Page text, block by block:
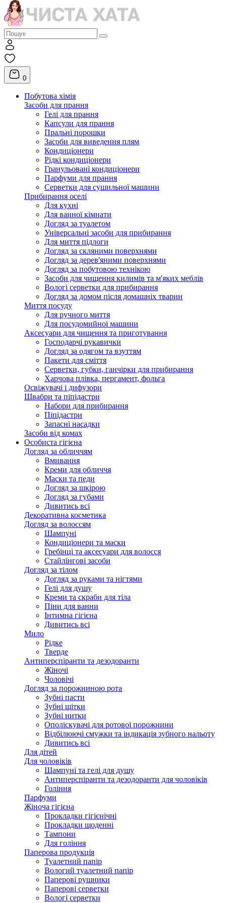
0
Побутова хімія
Засоби для прання
Гелі для прання
Капсули для прання
Пральні порошки
Засоби для виведення плям
Кондиціонери
Рідкі кондиціонери
Гранульовані кондиціонери
Парфуми для прання
Серветки для сушильної машини
Прибирання оселі
Для кухні
Для ванної кімнати
Догляд за туалетом
Універсальні засоби для прибирання
Для миття підлоги
Догляд за скляними поверхнями
Догляд за дерев'яними поверхнями
Догляд за побутовою технікою
Засоби для чищення килимів та м'яких меблів
Вологі серветки для прибирання
Догляд за домом після домашніх тварин
Миття посуду
Для ручного миття
Для посудомийної машини
Аксесуари для чищення та приготування
Господарчі рукавички
Догляд за одягом та взуттям
Пакети для сміття
Серветки, губки, ганчірки для прибирання
Харчова плівка, пергамент, фольга
Освіжувачі і дифузори
Швабри та піпідастри
Набори для прибирання
Піпідастри
Запасні насадки
Засоби від комах
Особиста гігієна
Догляд за обличчям
Вмивання
Креми для обличчя
Маски та педи
Догляд за шкірою
Догляд за губами
Дивитись всі
Декоративна косметика
Догляд за волоссям
Шампуні
Кондиціонери та маски
Гребінці та аксесуари для волосся
Стайлінгові засоби
Догляд за тілом
Догляд за руками та нігтями
Гелі для душу
Креми та скраби для тіла
Піни для ванни
Інтимна гігієна
Дивитись всі
Мило
Рідке
Тверде
Антиперспіранти та дезодоранти
Жіночі
Чоловічі
Догляд за порожниною рота
Зубні пасти
Зубні щітки
Зубні нитки
Ополіскувачі для ротової порожнини
Відбілюючі смужки та індикація зубного нальоту
Дивитись всі
Для дітей
Для чоловіків
Шампуні та гелі для душу
Антиперспіранти та дезодоранти для чоловіків
Гоління
Парфуми
Жіноча гігієна
Прокладки гігієнічні
Прокладки щоденні
Тампони
Для гоління
Паперова продукція
Туалетний папір
Вологий туалетний папір
Паперові рушники
Паперові серветки
Вологі серветки